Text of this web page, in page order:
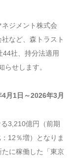
ジメント株式会
など、森トラスト
44社、持分法適用
せします。
1日～2026年3月
3,210億円（前期
12％増）となりま
に稼働した「東京